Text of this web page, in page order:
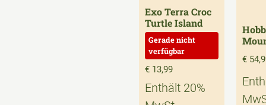
Exo Terra Croc
Turtle Island
€ 13,99
Enthält 20%
€